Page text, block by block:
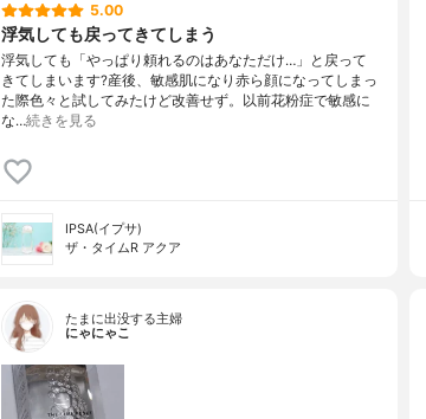
5.00
浮気しても戻ってきてしまう
浮気しても「やっぱり頼れるのはあなただけ…」と戻って
きてしまいます?産後、敏感肌になり赤ら顔になってしまっ
た際色々と試してみたけど改善せず。以前花粉症で敏感に
な…続きを見る
IPSA(イプサ)
ザ・タイムR アクア
たまに出没する主婦
にゃにゃこ